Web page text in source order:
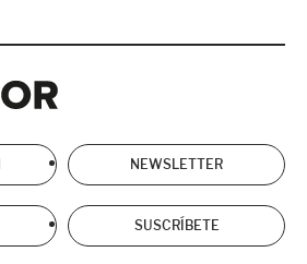
NEWSLETTER
SUSCRÍBETE